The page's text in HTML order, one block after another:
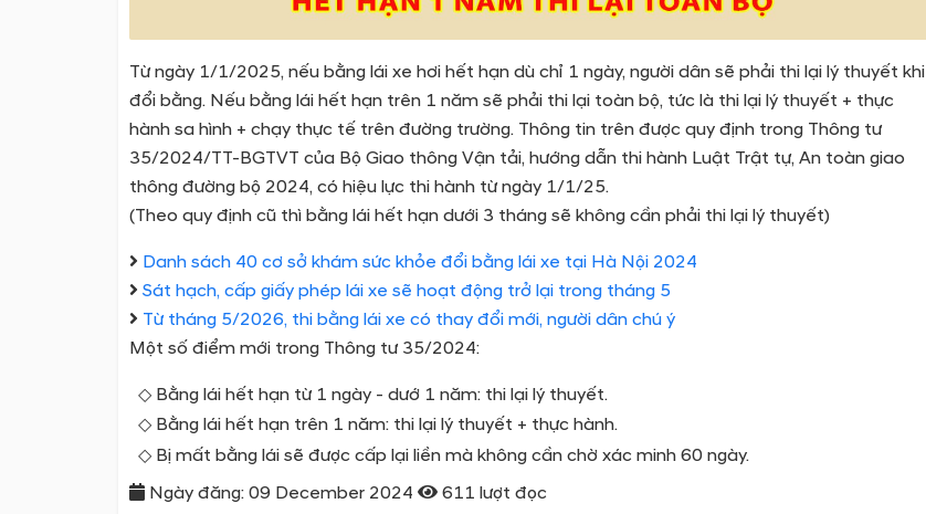
Từ ngày 1/1/2025, nếu bằng lái xe hơi hết hạn dù chỉ 1 ngày, người dân sẽ phải thi lại lý thuyết khi
đổi bằng. Nếu bằng lái hết hạn trên 1 năm sẽ phải thi lại toàn bộ, tức là thi lại lý thuyết + thực
hành sa hình + chạy thực tế trên đường trường. Thông tin trên được quy định trong Thông tư
35/2024/TT-BGTVT của Bộ Giao thông Vận tải, hướng dẫn thi hành Luật Trật tự, An toàn giao
thông đường bộ 2024, có hiệu lực thi hành từ ngày 1/1/25.
(Theo quy định cũ thì bằng lái hết hạn dưới 3 tháng sẽ không cần phải thi lại lý thuyết)
Danh sách 40 cơ sở khám sức khỏe đổi bằng lái xe tại Hà Nội 2024
Sát hạch, cấp giấy phép lái xe sẽ hoạt động trở lại trong tháng 5
Từ tháng 5/2026, thi bằng lái xe có thay đổi mới, người dân chú ý
Một số điểm mới trong Thông tư 35/2024:
Bằng lái hết hạn từ 1 ngày - dướ 1 năm: thi lại lý thuyết.
Bằng lái hết hạn trên 1 năm: thi lại lý thuyết + thực hành.
Bị mất bằng lái sẽ được cấp lại liền mà không cần chờ xác minh 60 ngày.
Ngày đăng: 09 December 2024
611 lượt đọc